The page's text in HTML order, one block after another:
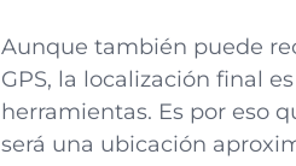
Aunque también puede
GPS, la localización final
herramientas. Es por eso
será una ubicación